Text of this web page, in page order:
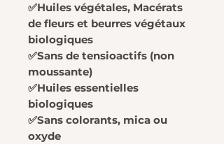
✅Huiles végétales, Macérats
de fleurs et beurres végétaux
biologiques
✅Sans de tensioactifs (non
moussante)
✅Huiles essentielles
biologiques
✅Sans colorants, mica ou
oxyde